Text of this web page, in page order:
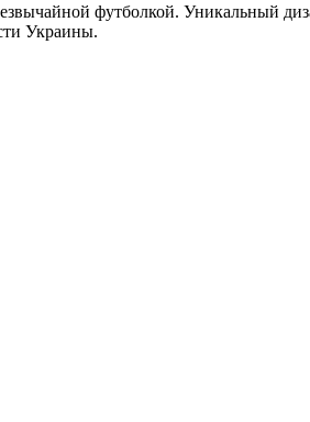
футболкой. Уникальный
Украины.